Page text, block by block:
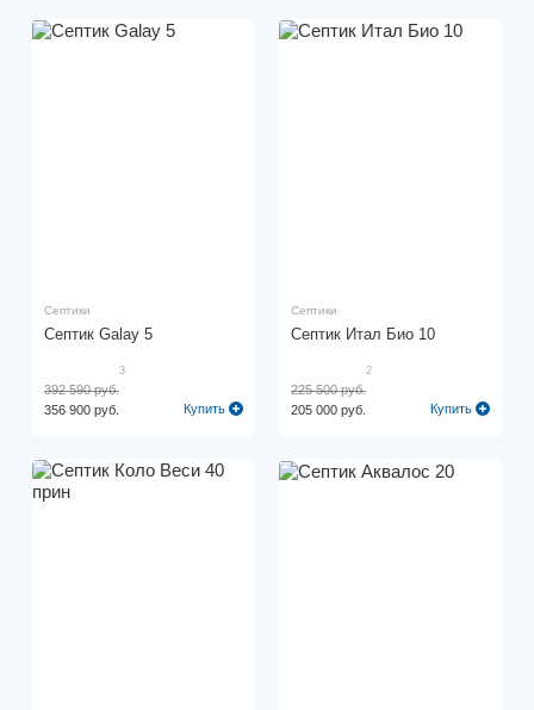
Септики
Септик Galay 5
3
356 900 руб.
392 590 руб.
Купить
Септики
Септик Итал Био 10
2
205 000 руб.
225 500 руб.
Купить